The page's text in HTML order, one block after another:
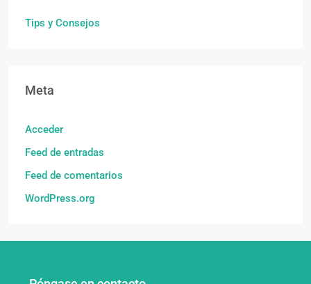
Tips y Consejos
Meta
Acceder
Feed de entradas
Feed de comentarios
WordPress.org